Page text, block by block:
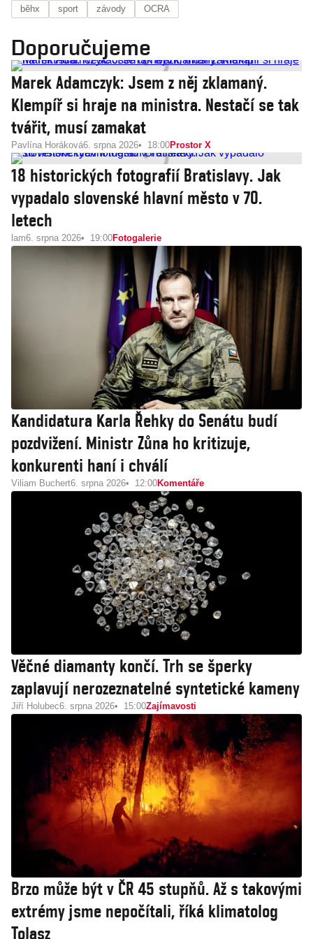
běhx sport závody OCRA
Doporučujeme
Marek Adamczyk: Jsem z něj zklamaný.
Klempíř si hraje na ministra. Nestačí se tak
tvářit, musí zamakat
Pavlína Horáková6. srpna 2026 18:00Prostor X
18 historických fotografií Bratislavy. Jak
vypadalo slovenské hlavní město v 70.
letech
lam6. srpna 2026 19:00Fotogalerie
Kandidatura Karla Řehky do Senátu budí
pozdvižení. Ministr Zůna ho kritizuje,
konkurenti haní i chválí
Viliam Buchert6. srpna 2026 12:00Komentáře
Věčné diamanty končí. Trh se šperky
zaplavují nerozeznatelné syntetické kameny
Jiří Holubec6. srpna 2026 15:00Zajímavosti
Brzo může být v ČR 45 stupňů. Až s takovými
extrémy jsme nepočítali, říká klimatolog
Tolasz